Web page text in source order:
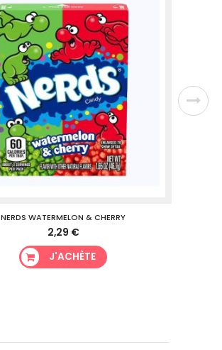
NERDS WATERMELON & CHERRY
2,29 €
J'ACHÈTE